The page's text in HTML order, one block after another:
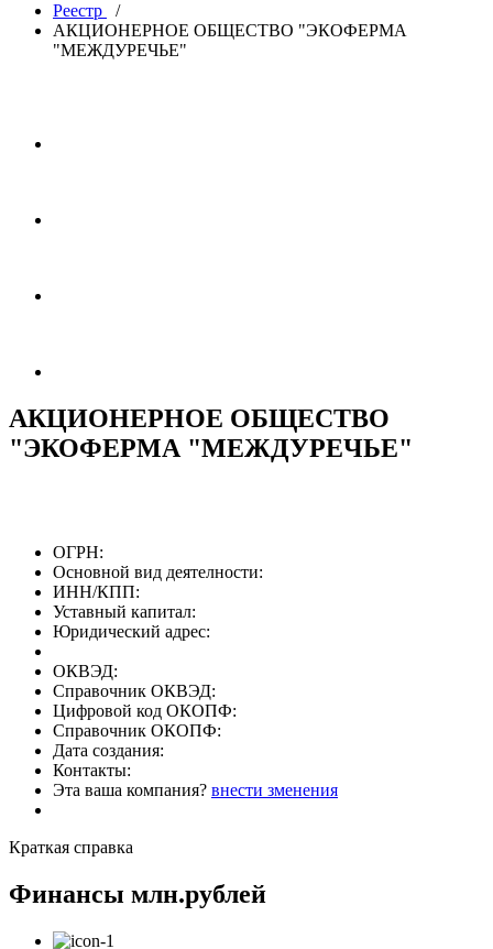
Реестр
/
АКЦИОНЕРНОЕ ОБЩЕСТВО "ЭКОФЕРМА
"МЕЖДУРЕЧЬЕ"
АКЦИОНЕРНОЕ ОБЩЕСТВО
"ЭКОФЕРМА "МЕЖДУРЕЧЬЕ"
ОГРН:
Основной вид деятелности:
ИНН/КПП:
Уставный капитал:
Юридический адрес:
ОКВЭД:
Справочник ОКВЭД:
Цифровой код ОКОПФ:
Справочник ОКОПФ:
Дата создания:
Контакты:
Эта ваша компания? внести зменения
Краткая справка
Финансы млн.рублей